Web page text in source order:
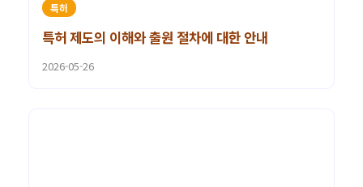
특허
특허 제도의 이해와 출원 절차에 대한 안내
2026-05-26